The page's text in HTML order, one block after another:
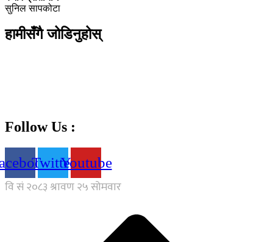
सुनिल सापकोटा
हामीसँगै जोडिनुहोस्
Follow Us :
TwitterYoutube